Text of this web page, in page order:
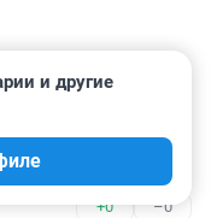
долг у авто. Рано
+0 –0
и другие